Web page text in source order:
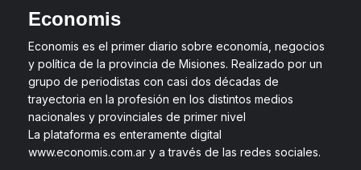
Economis
Economis es el primer diario sobre economía, negocios
y política de la provincia de Misiones. Realizado por un
grupo de periodistas con casi dos décadas de
trayectoria en la profesión en los distintos medios
nacionales y provinciales de primer nivel
La plataforma es enteramente digital
www.economis.com.ar y a través de las redes sociales.